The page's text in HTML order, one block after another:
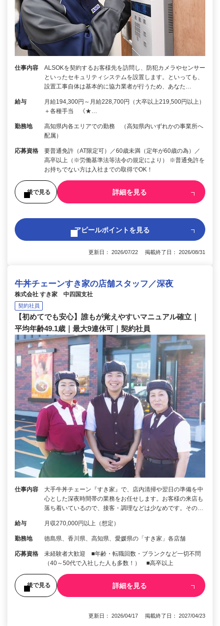
仕事内容
ALSOKを契約するお客様先を訪問し、防犯カメラやセンサー
といったセキュリティシステムを設置します。といっても、
設置工事自体は基本的に協力業者が行うため、あなた…
給与
月給194,300円～月給228,700円（大卒以上219,500円以上）
＋各種手当 《★…
勤務地
高知県内各エリアでの勤務 （高知県内いずれかの事業所へ
配属）
応募資格
要普通免許（AT限定可）／60歳未満（定年が60歳の為）／
高卒以上（※労働基準法等法令の規定により） ※普通免許を
お持ちでない方は入社までの取得でOK！
後で見る 詳細を見る
アピールポイントを見る
更新日： 2026/07/22 掲載終了日： 2026/08/31
牛丼チェーンすき家の店舗スタッフ／深夜
株式会社 すき家 中四国支社
契約社員
【初めてでも安心】誰もが覚えやすいマニュアル確立｜
平均年齢49.1歳｜最大9連休可｜契約社員
仕事内容
大手牛丼チェーン『すき家』で、店内清掃や翌日の準備を中
心とした深夜時間帯の業務をお任せします。お客様の来店も
落ち着いているので、接客・調理などは少なめです。その…
給与 月収270,000円以上（想定）
勤務地 徳島県、香川県、高知県、愛媛県の「すき家」各店舗
応募資格
未経験者大歓迎 ■年齢・転職回数・ブランクなど一切不問
（40～50代で入社した人も多数！） ■高卒以上
後で見る 詳細を見る
更新日： 2026/04/17 掲載終了日： 2027/04/23